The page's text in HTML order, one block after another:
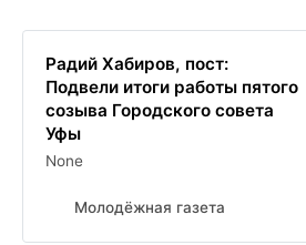
Радий Хабиров, пост:
Подвели итоги работы пятого
созыва Городского совета
Уфы
None
Молодёжная газета